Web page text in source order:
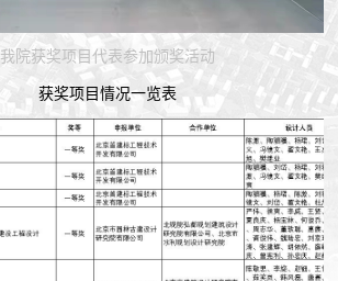
我院获奖项目代表参加颁奖活动
获奖项目情况一览表